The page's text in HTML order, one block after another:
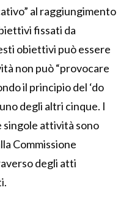
al raggiungimento
fissati da
obiettivi può essere
non può “provocare
il principio del ‘do
degli altri cinque. I
attività sono
Commissione
degli atti